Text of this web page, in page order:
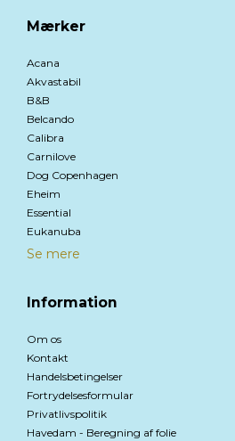
Mærker
Acana
Akvastabil
B&B
Belcando
Calibra
Carnilove
Dog Copenhagen
Eheim
Essential
Eukanuba
Se mere
Information
Om os
Kontakt
Handelsbetingelser
Fortrydelsesformular
Privatlivspolitik
Havedam - Beregning af folie